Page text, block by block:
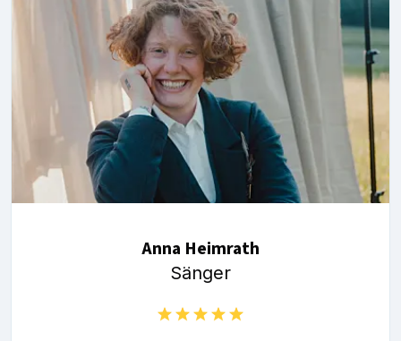
Anna Heimrath
Sänger